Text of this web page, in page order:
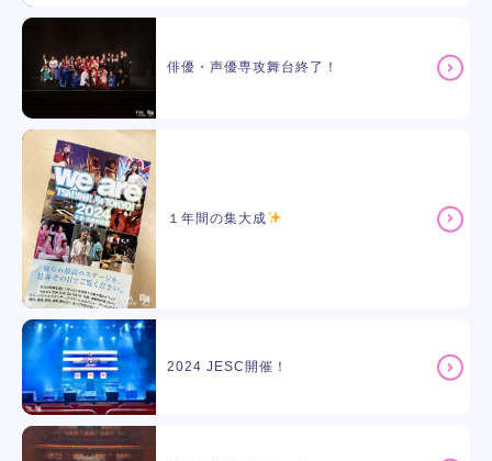
俳優・声優専攻舞台終了！
１年間の集大成
2024 JESC開催！